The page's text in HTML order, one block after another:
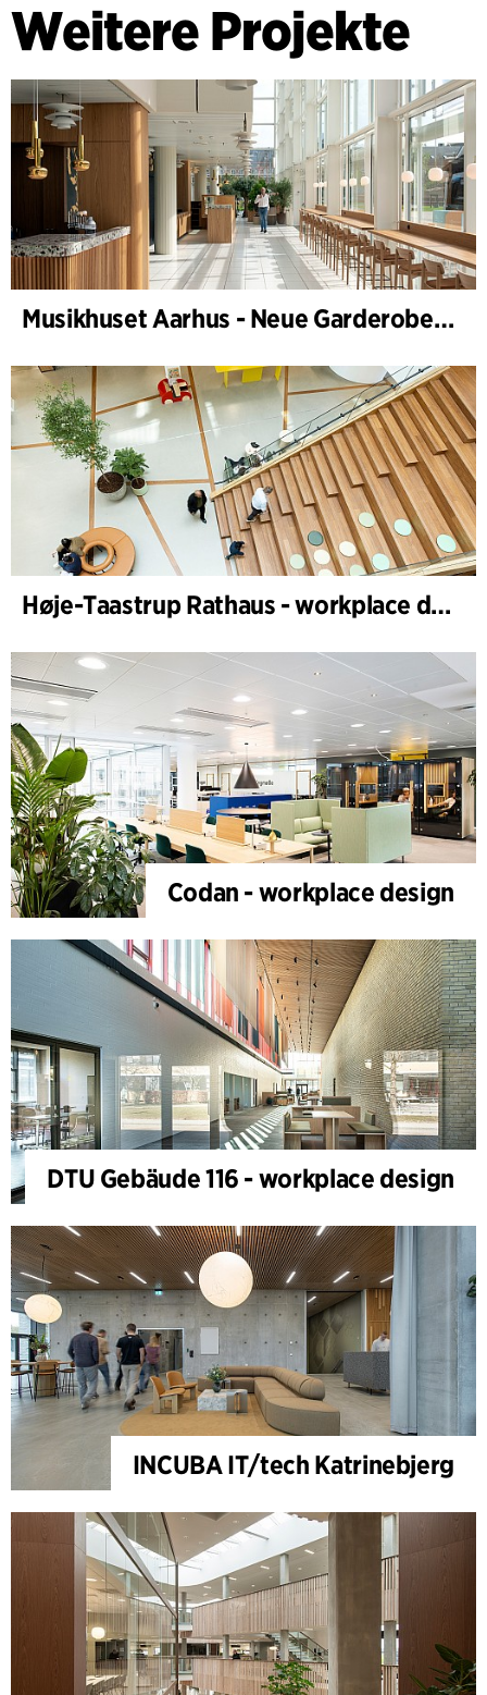
Weitere Projekte
Musikhuset Aarhus - Neue Garderobe, Café- und Foyer-Bar
Høje-Taastrup Rathaus - workplace design
Codan - workplace design
DTU Gebäude 116 - workplace design
INCUBA IT/tech Katrinebjerg